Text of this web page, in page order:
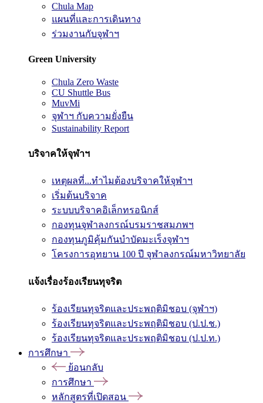
Chula Map
แผนที่และการเดินทาง
ร่วมงานกับจุฬาฯ
Green University
Chula Zero Waste
CU Shuttle Bus
MuvMi
จุฬาฯ กับความยั่งยืน
Sustainability Report
บริจาคให้จุฬาฯ
เหตุผลที่...ทำไมต้องบริจาคให้จุฬาฯ
เริ่มต้นบริจาค
ระบบบริจาคอิเล็กทรอนิกส์
กองทุนจุฬาลงกรณ์บรมราชสมภพฯ
กองทุนภูมิคุ้มกันบำบัดมะเร็งจุฬาฯ
โครงการอุทยาน 100 ปี จุฬาลงกรณ์มหาวิทยาลัย
แจ้งเรื่องร้องเรียนทุจริต
ร้องเรียนทุจริตและประพฤติมิชอบ (จุฬาฯ)
ร้องเรียนทุจริตและประพฤติมิชอบ (ป.ป.ช.)
ร้องเรียนทุจริตและประพฤติมิชอบ (ป.ป.ท.)
การศึกษา
ย้อนกลับ
การศึกษา
หลักสูตรที่เปิดสอน